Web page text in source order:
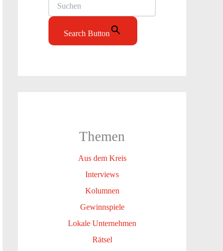
Search Button
Themen
Aus dem Kreis
Interviews
Kolumnen
Gewinnspiele
Lokale Unternehmen
Rätsel